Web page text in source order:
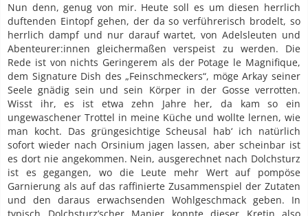
Nun denn, genug von mir. Heute soll es um diesen herrlich
duftenden Eintopf gehen, der da so verführerisch brodelt, so
herrlich dampf und nur darauf wartet, von Adelsleuten und
Abenteurer:innen gleichermaßen verspeist zu werden. Die
Rede ist von nichts Geringerem als der Potage le Magnifique,
dem Signature Dish des „Feinschmeckers“, möge Arkay seiner
Seele gnädig sein und sein Körper in der Gosse verrotten.
Wisst ihr, es ist etwa zehn Jahre her, da kam so ein
ungewaschener Trottel in meine Küche und wollte lernen, wie
man kocht. Das grüngesichtige Scheusal hab‘ ich natürlich
sofort wieder nach Orsinium jagen lassen, aber scheinbar ist
es dort nie angekommen. Nein, ausgerechnet nach Dolchsturz
ist es gegangen, wo die Leute mehr Wert auf pompöse
Garnierung als auf das raffinierte Zusammenspiel der Zutaten
und den daraus erwachsenden Wohlgeschmack geben. In